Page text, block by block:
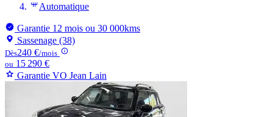
Automatique
Garantie 12 mois ou 30 000kms
Sassenage (38)
Dès240 €/mois
ou 15 290 €
Garantie VO Jean Lain